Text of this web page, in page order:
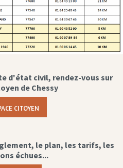
d'état civil, rendez-vous sur
de Chessy
CITOYEN
le plan, les tarifs, les
échues...